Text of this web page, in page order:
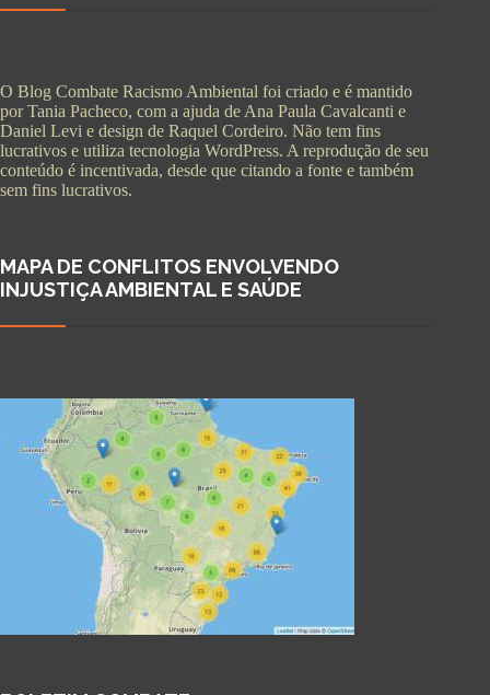
O Blog Combate Racismo Ambiental foi criado e é mantido
por Tania Pacheco, com a ajuda de Ana Paula Cavalcanti e
Daniel Levi e design de Raquel Cordeiro. Não tem fins
lucrativos e utiliza tecnologia WordPress. A reprodução de seu
conteúdo é incentivada, desde que citando a fonte e também
sem fins lucrativos.
MAPA DE CONFLITOS ENVOLVENDO
INJUSTIÇA AMBIENTAL E SAÚDE